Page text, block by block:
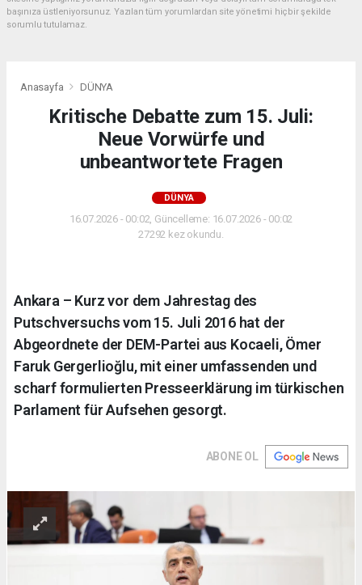
başınıza üstleniyorsunuz. Yazılan tüm yorumlardan site yönetimi hiçbir şekilde
sorumlu tutulamaz.
Anasayfa DÜNYA
Kritische Debatte zum 15. Juli:
Neue Vorwürfe und
unbeantwortete Fragen
DÜNYA
16.07.2026 - 00:02, Güncelleme: 16.07.2026 - 00:02
27292 kez okundu.
Ankara – Kurz vor dem Jahrestag des
Putschversuchs vom 15. Juli 2016 hat der
Abgeordnete der DEM-Partei aus Kocaeli, Ömer
Faruk Gergerlioğlu, mit einer umfassenden und
scharf formulierten Presseerklärung im türkischen
Parlament für Aufsehen gesorgt.
ABONE OL